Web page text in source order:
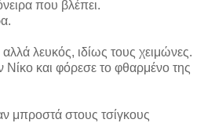
που βλέπει.
λευκός, ιδίως τους χειμώνες.
και φόρεσε το φθαρμένο της
μπροστά στους τσίγκους